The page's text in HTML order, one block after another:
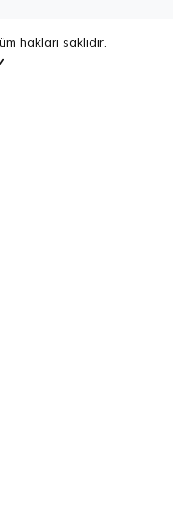
hakları saklıdır.